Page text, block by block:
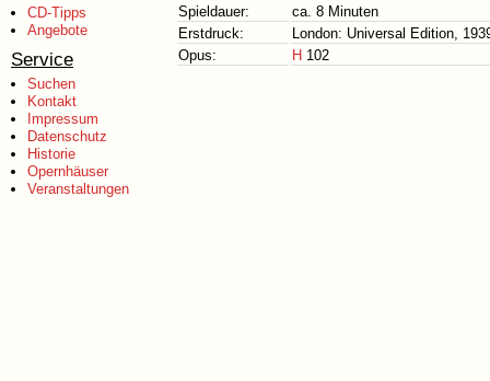
CD-Tipps
Angebote
Service
Suchen
Kontakt
Impressum
Datenschutz
Historie
Opernhäuser
Veranstaltungen
Spieldauer:
ca. 8 Minuten
Erstdruck:
London: Universal Edition,
Opus:
H 102